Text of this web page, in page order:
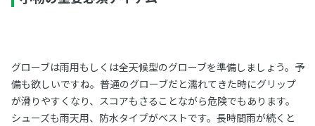
グローブは雨用もしくは全天候型のグローブを準備しましょう。予
備も欲しいですね。普通のグローブだと濡れてきた時にグリップ
が滑りやすくなり、スコアもさることながら危険でもあります。
シューズも雨天用、防水タイプがベストです。長時間雨が続くと